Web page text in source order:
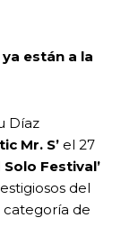
están a la
Díaz
Mr. S’ el 27
Solo Festival’
del
de